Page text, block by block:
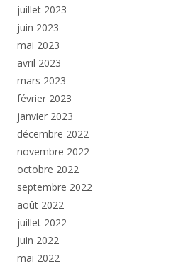
juillet 2023
juin 2023
mai 2023
avril 2023
mars 2023
février 2023
janvier 2023
décembre 2022
novembre 2022
octobre 2022
septembre 2022
août 2022
juillet 2022
juin 2022
mai 2022